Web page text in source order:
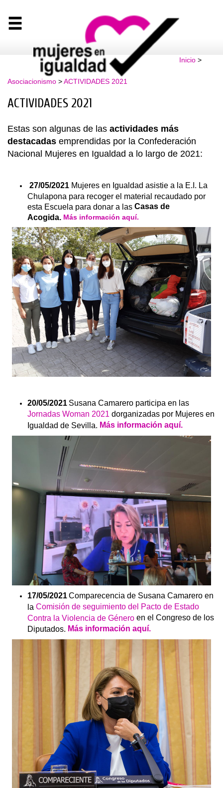
Inicio>
Asociacionismo >ACTIVIDADES 2021
ACTIVIDADES 2021
Estas son algunas de las actividades más
destacadas emprendidas por la Confederación
Nacional Mujeres en Igualdad a lo largo de 2021:
27/05/2021 Mujeres en Igualdad asistie a la E.I. La
Chulapona para recoger el material recaudado por
esta Escuela para donar a las Casas de
Acogida. Más información aquí.
20/05/2021 Susana Camarero participa en las
Jornadas Woman 2021 dorganizadas por Mujeres en
Igualdad de Sevilla. Más información aquí.
17/05/2021Comparecencia de Susana Camarero en
la Comisión de seguimiento del Pacto de Estado
Contra la Violencia de Género en el Congreso de los
Diputados. Más información aquí.